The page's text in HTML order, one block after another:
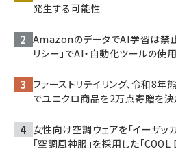
発生する可能性
AmazonのデータでAI学習は禁止
リシー」でAI・自動化ツールの使
ファーストリテイリング、令和8
でユニクロ商品を2万点寄贈を
女性向け空調ウェアを「イーザッ
「空調風神服」を採用した「COOL